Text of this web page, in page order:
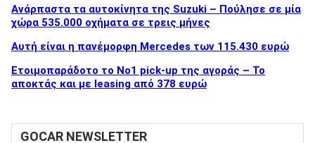
Ανάρπαστα τα αυτοκίνητα της Suzuki – Πούλησε σε μία
χώρα 535.000 οχήματα σε τρεις μήνες
Αυτή είναι η πανέμορφη Mercedes των 115.430 ευρώ
Ετοιμοπαράδοτο το Νο1 pick-up της αγοράς – Το
αποκτάς και με leasing από 378 ευρώ
GOCAR NEWSLETTER